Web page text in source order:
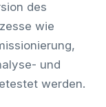
des
wie
und
werden.